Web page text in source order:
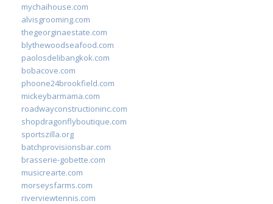
mychaihouse.com
alvisgrooming.com
thegeorginaestate.com
blythewoodseafood.com
paolosdelibangkok.com
bobacove.com
phoone24brookfield.com
mickeybarmama.com
roadwayconstructioninc.com
shopdragonflyboutique.com
sportszilla.org
batchprovisionsbar.com
brasserie-gobette.com
musicrearte.com
morseysfarms.com
riverviewtennis.com